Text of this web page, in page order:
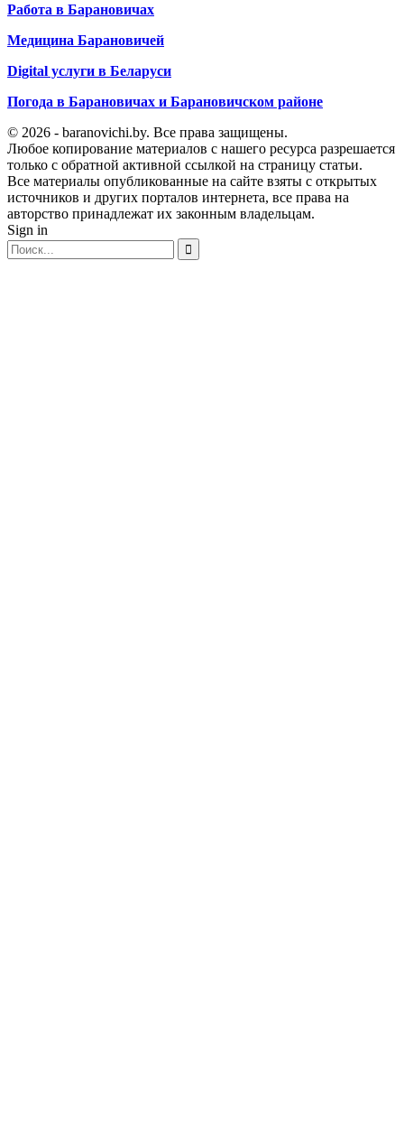
Работа в Барановичах
Медицина Барановичей
Digital услуги в Беларуси
Погода в Барановичах и Барановичском районе
© 2026 - baranovichi.by. Все права защищены.
Любое копирование материалов с нашего ресурса разрешается
только с обратной активной ссылкой на страницу статьи.
Все материалы опубликованные на сайте взяты с открытых
источников и других порталов интернета, все права на
авторство принадлежат их законным владельцам.
Sign in